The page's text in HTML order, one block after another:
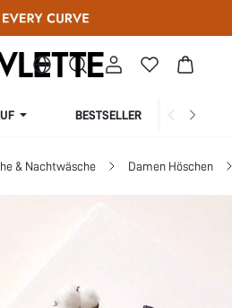
BESTSELLER
& Nachtwäsche Damen Höschen